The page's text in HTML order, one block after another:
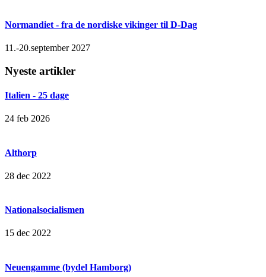
Normandiet - fra de nordiske vikinger til D-Dag
11.-20.september 2027
Nyeste artikler
Italien - 25 dage
24 feb 2026
Althorp
28 dec 2022
Nationalsocialismen
15 dec 2022
Neuengamme (bydel Hamborg)